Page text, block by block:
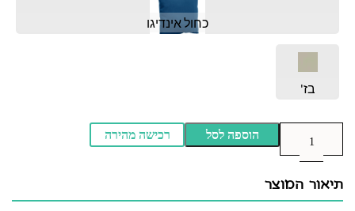
כחול אינדיגו
בז'
הוספה לסל רכישה מהירה
תיאור המוצר